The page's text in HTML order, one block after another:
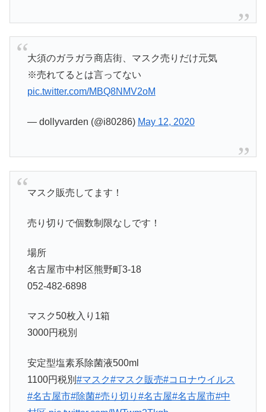
大須のガラガラ商店街、マスク売りだけ元気
※売れてるとは言ってない
pic.twitter.com/MBQ8NMV2oM
— dollyvarden (@i80286) May 12, 2020
マスク販売してます！
売り切りで個数制限なしです！
場所
名古屋市中村区熊野町3-18
052-482-6898
マスク50枚入り1箱
3000円税別
安定型塩素系除菌液500ml
1100円税別 #マスク#マスク販売#コロナウイルス
#名古屋市#除菌#売り切り #名古屋#名古屋市#中